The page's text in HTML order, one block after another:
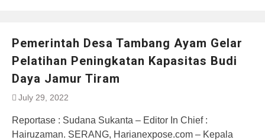
Pemerintah Desa Tambang Ayam Gelar
Pelatihan Peningkatan Kapasitas Budi
Daya Jamur Tiram
July 29, 2022
Reportase : Sudana Sukanta – Editor In Chief :
Hairuzaman. SERANG, Harianexpose.com – Kepala